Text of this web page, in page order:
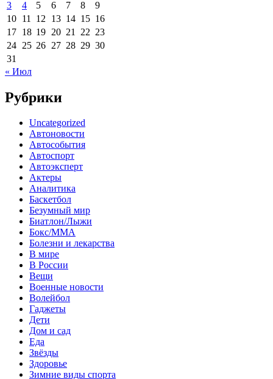
3 4 5 6 7 8
9
10 11 12 13 14 15 16
17 18 19 20 21 22 23
24 25 26 27 28 29 30
31
« Июл
Рубрики
Uncategorized
Автоновости
Автособытия
Автоспорт
Автоэксперт
Актеры
Аналитика
Баскетбол
Безумный мир
Биатлон/Лыжи
Бокс/MMA
Болезни и лекарства
В мире
В России
Вещи
Военные новости
Волейбол
Гаджеты
Дети
Дом и сад
Еда
Звёзды
Здоровье
Зимние виды спорта